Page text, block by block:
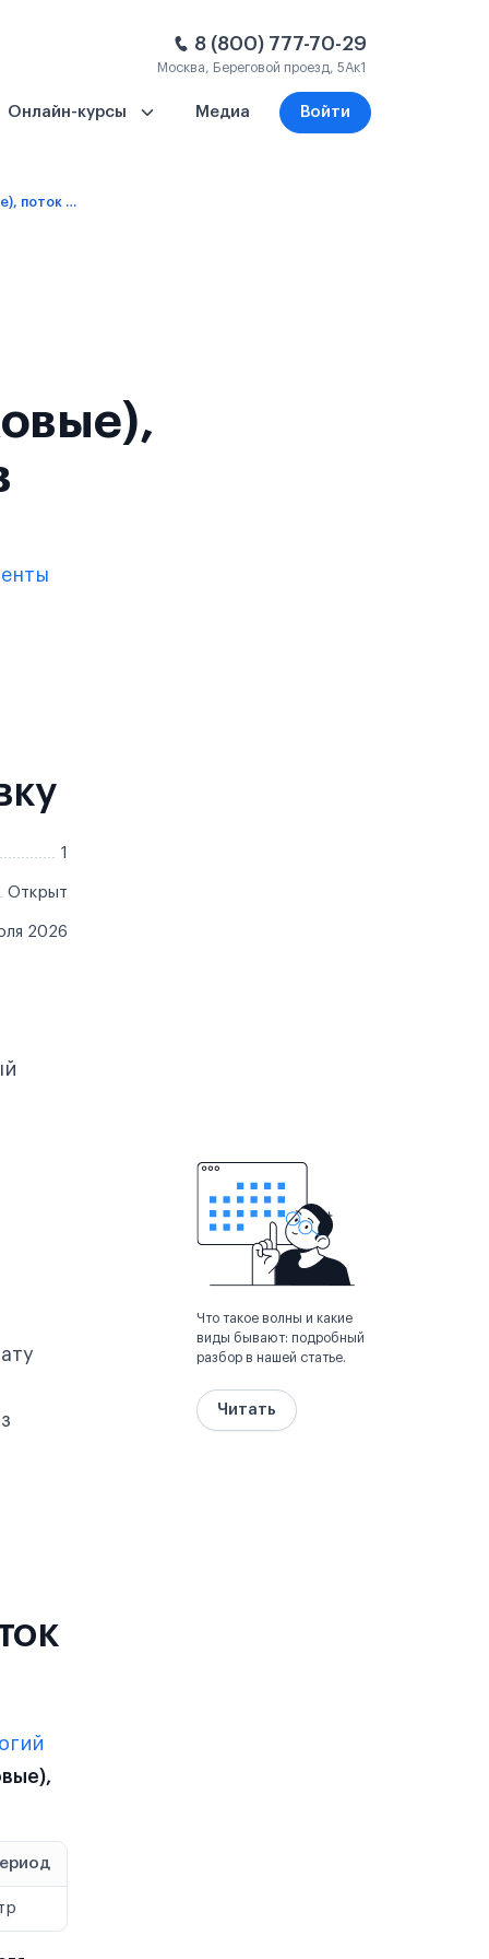
8 (800) 777-70-29
Москва, Береговой проезд, 5Ак1
Онлайн-курсы Медиа Войти
1 семестр – платное обучение (языковые), поток 1 - 2 сентября 2026
1
Открыт
2026
Что такое волны и какие
виды бывают: подробный
разбор в нашей статье.
Читать